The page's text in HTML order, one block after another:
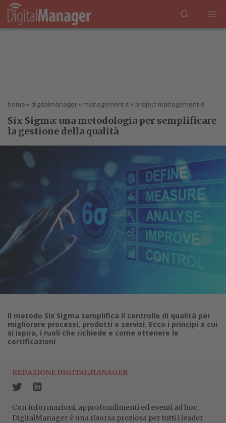
home » digitalmanager» management it» project management it
Six Sigma: una metodologia per semplificare
la gestione della qualità
Il metodo Six Sigma semplifica il controllo di qualità per
migliorare processi, prodotti o servizi. Ecco i principi a cui
si ispira, i ruoli che richiede e come ottenere le
certificazioni
REDAZIONE DIGITALMANAGER
Con informazioni, approfondimenti ed eventi ad hoc,
DigitalManager è una risorsa preziosa per tutti i leader